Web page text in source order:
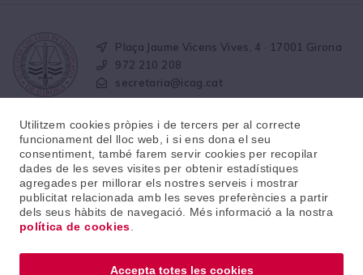
Plaça Jaume Vicens Vives, 4 · 17001 Girona
972 210 208
secretaria@icag.cat
© 2026 · Il·lustre col·legi de l'advocacia de Girona
Utilitzem cookies pròpies i de tercers per al correcte
funcionament del lloc web, i si ens dona el seu
consentiment, també farem servir cookies per recopilar
dades de les seves visites per obtenir estadístiques
agregades per millorar els nostres serveis i mostrar
publicitat relacionada amb les seves preferències a partir
dels seus hàbits de navegació. Més informació a la nostra
política de cookies
Accepta totes les cookies